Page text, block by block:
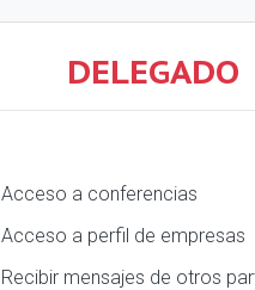
DELEGADO
Acceso a conferencias
Acceso a perfil de empresas
Recibir mensajes de otros